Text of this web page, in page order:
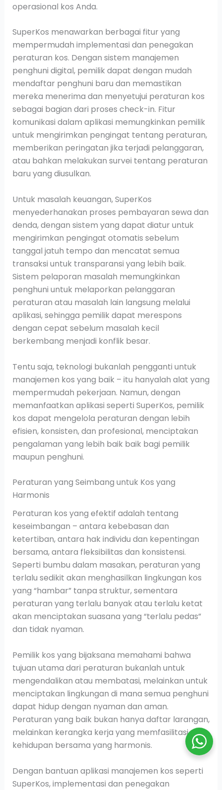
operasional kos Anda.
SuperKos menawarkan berbagai fitur yang
mempermudah implementasi dan penegakan
peraturan kos. Dengan sistem manajemen
penghuni digital, pemilik dapat dengan mudah
mendaftar penghuni baru dan memastikan
mereka menerima dan menyetujui peraturan kos
sebagai bagian dari proses check-in. Fitur
komunikasi dalam aplikasi memungkinkan pemilik
untuk mengirimkan pengingat tentang peraturan,
memberikan peringatan jika terjadi pelanggaran,
atau bahkan melakukan survei tentang peraturan
baru yang diusulkan.
Untuk masalah keuangan, SuperKos
menyederhanakan proses pembayaran sewa dan
denda, dengan sistem yang dapat diatur untuk
mengirimkan pengingat otomatis sebelum
tanggal jatuh tempo dan mencatat semua
transaksi untuk transparansi yang lebih baik.
Sistem pelaporan masalah memungkinkan
penghuni untuk melaporkan pelanggaran
peraturan atau masalah lain langsung melalui
aplikasi, sehingga pemilik dapat merespons
dengan cepat sebelum masalah kecil
berkembang menjadi konflik besar.
Tentu saja, teknologi bukanlah pengganti untuk
manajemen kos yang baik – itu hanyalah alat yang
mempermudah pekerjaan. Namun, dengan
memanfaatkan aplikasi seperti SuperKos, pemilik
kos dapat mengelola peraturan dengan lebih
efisien, konsisten, dan profesional, menciptakan
pengalaman yang lebih baik baik bagi pemilik
maupun penghuni.
Peraturan yang Seimbang untuk Kos yang
Harmonis
Peraturan kos yang efektif adalah tentang
keseimbangan – antara kebebasan dan
ketertiban, antara hak individu dan kepentingan
bersama, antara fleksibilitas dan konsistensi.
Seperti bumbu dalam masakan, peraturan yang
terlalu sedikit akan menghasilkan lingkungan kos
yang “hambar” tanpa struktur, sementara
peraturan yang terlalu banyak atau terlalu ketat
akan menciptakan suasana yang “terlalu pedas”
dan tidak nyaman.
Pemilik kos yang bijaksana memahami bahwa
tujuan utama dari peraturan bukanlah untuk
mengendalikan atau membatasi, melainkan untuk
menciptakan lingkungan di mana semua penghuni
dapat hidup dengan nyaman dan aman.
Peraturan yang baik bukan hanya daftar larangan,
melainkan kerangka kerja yang memfasilitasi
kehidupan bersama yang harmonis.
Dengan bantuan aplikasi manajemen kos seperti
SuperKos, implementasi dan penegakan